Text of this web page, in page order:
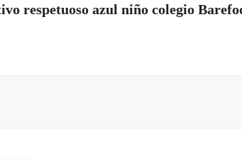
respetuoso azul niño colegio